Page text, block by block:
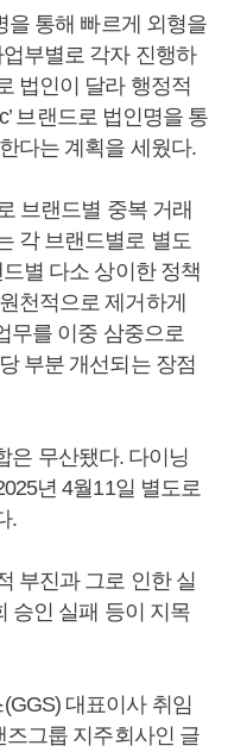
을 통해 빠르게 외형을
부별로 각자 진행하
법인이 달라 행정적
브랜드로 법인명을 통
다는 계획을 세웠다.
브랜드별 중복 거래
각 브랜드별로 별도
별 다소 상이한 정책
천적으로 제거하게
무를 이중 삼중으로
부분 개선되는 장점
은 무산됐다. 다이닝
년 4월11일 별도로
.
부진과 그로 인한 실
승인 실패 등이 지목
대표이사 취임
즈그룹 지주회사인 글